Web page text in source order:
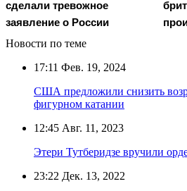
сделали тревожное
заявление о России
Новости по теме
17:11 Фев. 19, 2024
США предложили снизить
фигурном катании
12:45 Авг. 11, 2023
Этери Тутберидзе вручили
23:22 Дек. 13, 2022